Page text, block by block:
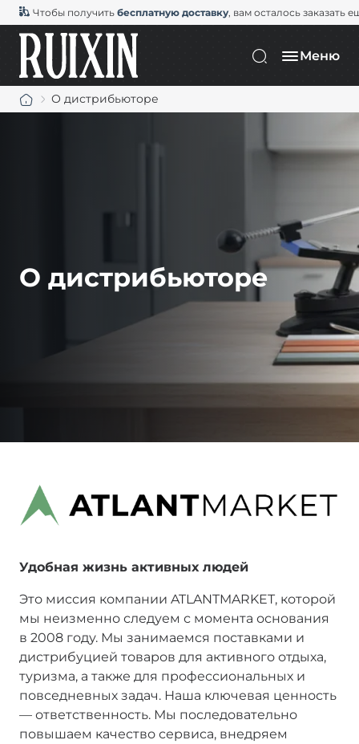
Чтобы получить бесплатную доставку, вам осталось заказать
Меню
О дистрибьюторе
О дистрибьюторе
Удобная жизнь активных людей
Это миссия компании ATLANTMARKET, которой
мы неизменно следуем с момента основания
в 2008 году. Мы занимаемся поставками и
дистрибуцией товаров для активного отдыха,
туризма, а также для профессиональных и
повседневных задач. Наша ключевая ценность
— ответственность. Мы последовательно
повышаем качество сервиса, внедряем